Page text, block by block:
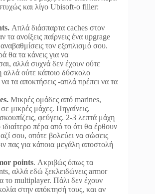
και λίγο Ubisoft-o filler:
Απλά διάσπαρτα caches στον
τα ανοίξεις παίρνεις ένα upgrage
τον εξοπλισμό σου.
θα τα κάνεις για να
αλλά συχνά δεν έχουν ούτε
αλλά ούτε κάποιο δύσκολο
τα αποκτήσεις -απλά πρέπει να τα
Μικρές ομάδες από marines,
μικρές μάχες. Πηγαίνεις,
φεύγεις. 2-3 λεπτά μάχη
ιδιαίτερο πέρα από το ότι θα έρθουν
σου, οπότε βολεύει να σώσεις
πας για κάποια μεγάλη αποστολή
points. Ακριβώς όπως τα
αλλά εδώ ξεκλειδώνεις armor
το multiplayer. Πάλι δεν έχουν
στην απόκτησή τους, και αν